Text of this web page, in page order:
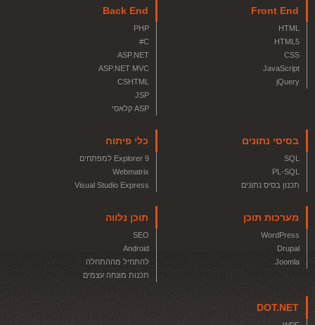
Front End
HTML
HTML5
CSS
JavaScript
jQuery
Back End
PHP
C#
ASP.NET
ASP.NET MVC
CSHTML
JSP
ASP קלאסי
בסיסי נתונים
SQL
PL-SQL
תכנון בסיס נתונים
כלי פיתוח
Explorer 9 למפתחים
Webmatrix
Visual Studio Express
מערכות תוכן
WordPress
Drupal
Joomla
תוכן נלווה
SEO
Android
להתחיל מההתחלה
תכנות מונחה עצמים
DOT.NET